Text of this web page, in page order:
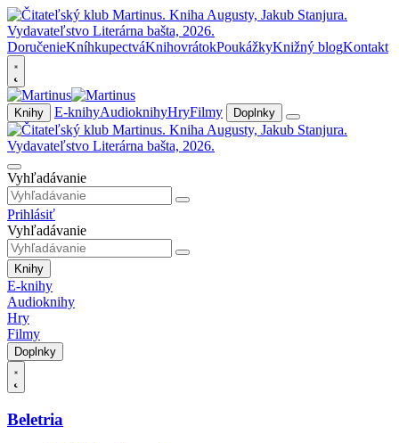
DoručenieKníhkupectváKnihovrátokPoukážkyKnižný blogKontakt
Knihy E-knihyAudioknihyHryFilmy Doplnky
Vyhľadávanie
Prihlásiť
Vyhľadávanie
Knihy
E-knihy
Audioknihy
Hry
Filmy
Doplnky
Beletria